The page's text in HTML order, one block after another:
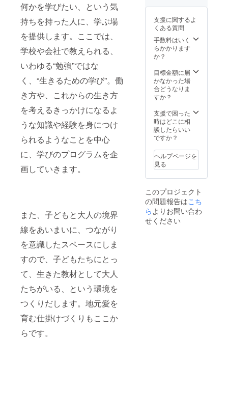
何かを学びたい、という気
持ちを持った人に、学ぶ場
を提供します。ここでは、
学校や会社で教えられる、
いわゆる“勉強”ではな
く、“生きるための学び”。働
き方や、これからの生き方
を考えるきっかけになるよ
うな知識や経験を身につけ
られるようなことを中心
に、学びのプログラムを企
画していきます。
また、子どもと大人の境界
線をあいまいに、つながり
を意識したスペースにしま
すので、子どもたちにとっ
て、生きた教材として大人
たちがいる、という環境を
つくりだします。地元愛を
育む仕掛けづくりもここか
らです。
合に
は可能
です。
県内企
業・事
業先と
ワーク
をもつ
愛媛信
用金庫
携した
お返し
品で
す。
支援に関するよ
くある質問
手数料はいく
らかかります
か？
目標金額に届
かなかった場
合どうなりま
すか？
支援で困った
時はどこに相
談したらいい
ですか？
ヘルプページを
見る
このプロジェクト
の問題報告はこち
ら よりお問い合わ
せください